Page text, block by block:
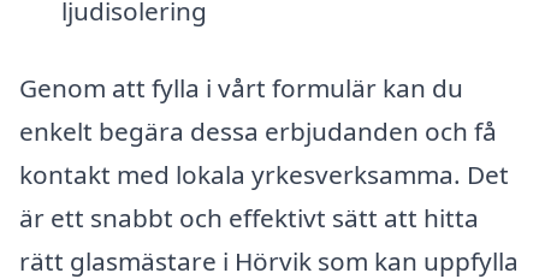
ljudisolering
Genom att fylla i vårt formulär kan du
enkelt begära dessa erbjudanden och få
kontakt med lokala yrkesverksamma. Det
är ett snabbt och effektivt sätt att hitta
rätt glasmästare i Hörvik som kan uppfylla